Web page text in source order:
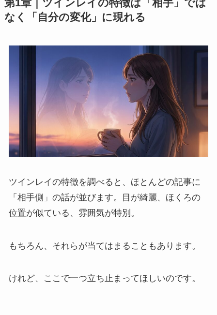
第1章｜ツインレイの特徴は「相手」では
なく「自分の変化」に現れる
ツインレイの特徴を調べると、ほとんどの記事に
「相手側」の話が並びます。目が綺麗、ほくろの
位置が似ている、雰囲気が特別。
もちろん、それらが当てはまることもあります。
けれど、ここで一つ立ち止まってほしいのです。